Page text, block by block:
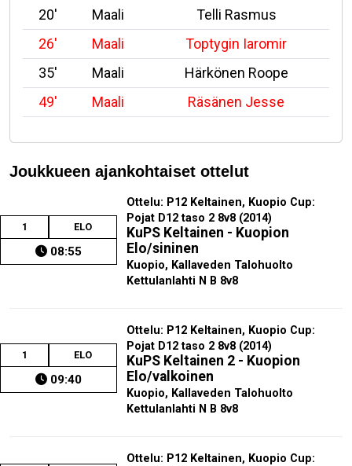
20' Maali
Telli Rasmus
26'
Maali
Toptygin Iaromir
35'
Maali
Härkönen Roope
49'
Maali Räsänen Jesse
Joukkueen ajankohtaiset ottelut
1 ELO
08:55
Ottelu: P12 Keltainen, Kuopio Cup:
Pojat D12 taso 2 8v8 (2014)
KuPS Keltainen - Kuopion
Elo/sininen
Kuopio, Kallaveden Talohuolto
Kettulanlahti N B 8v8
1 ELO
09:40
Ottelu: P12 Keltainen, Kuopio Cup:
Pojat D12 taso 2 8v8 (2014)
KuPS Keltainen 2 - Kuopion
Elo/valkoinen
Kuopio, Kallaveden Talohuolto
Kettulanlahti N B 8v8
Ottelu: P12 Keltainen, Kuopio Cup: